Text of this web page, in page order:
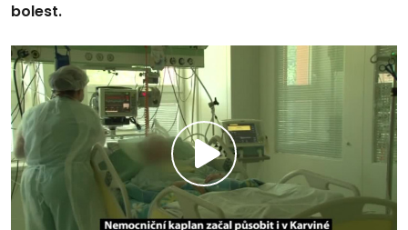
bolest.
Přehrát
video